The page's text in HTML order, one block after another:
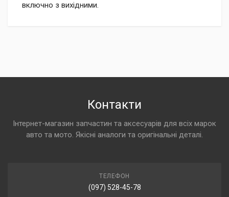
включно з вихідними.
Контакти
Інтернет-магазин запчастин та аксесуарів для всіх марок
авто та мото. Якісні аналоги та оригінальні деталі.
ТЕЛЕФОН
(097) 528-45-78